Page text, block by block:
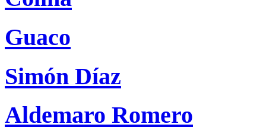
Guaco
Simón Díaz
Aldemaro Romero